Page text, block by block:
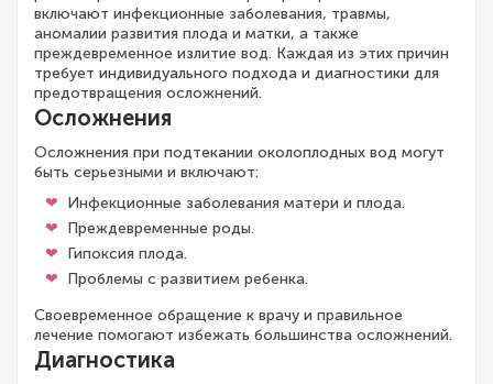
включают инфекционные заболевания, травмы,
аномалии развития плода и матки, а также
преждевременное излитие вод. Каждая из этих причин
требует индивидуального подхода и диагностики для
предотвращения осложнений.
Осложнения
Осложнения при подтекании околоплодных вод могут
быть серьезными и включают:
Инфекционные заболевания матери и плода.
Преждевременные роды.
Гипоксия плода.
Проблемы с развитием ребенка.
Своевременное обращение к врачу и правильное
лечение помогают избежать большинства осложнений.
Диагностика